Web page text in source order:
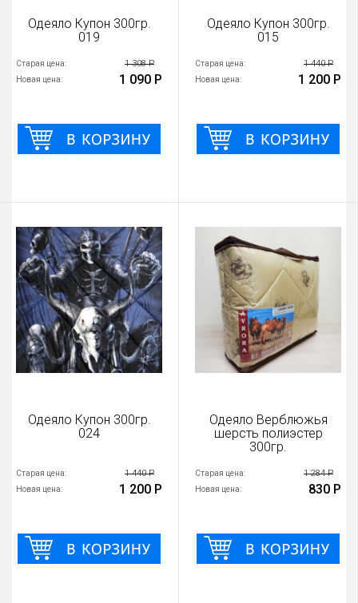
Одеяло Купон 300гр.
019
Старая цена: 1 308 Р
Новая цена: 1 090 Р
Одеяло Купон 300гр.
015
Старая цена: 1 440 Р
Новая цена: 1 200 Р
Одеяло Купон 300гр.
024
Старая цена: 1 440 Р
Новая цена: 1 200 Р
Одеяло Верблюжья
шерсть полиэстер
300гр.
Старая цена: 1 284 Р
Новая цена: 830 Р